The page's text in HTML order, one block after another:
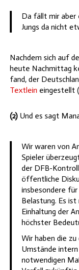
Da fällt mir aber
Jungs da nicht
Nachdem sich auf
heute Nachmittag
fand, der
Textlein eingestellt
(2) Und es sagt
Wir waren von
Spieler
der DFB-
öffentliche
insbesondere
Belastung. Es
Einhaltung der
höchster
Wir haben die
Umstände
notwendigen